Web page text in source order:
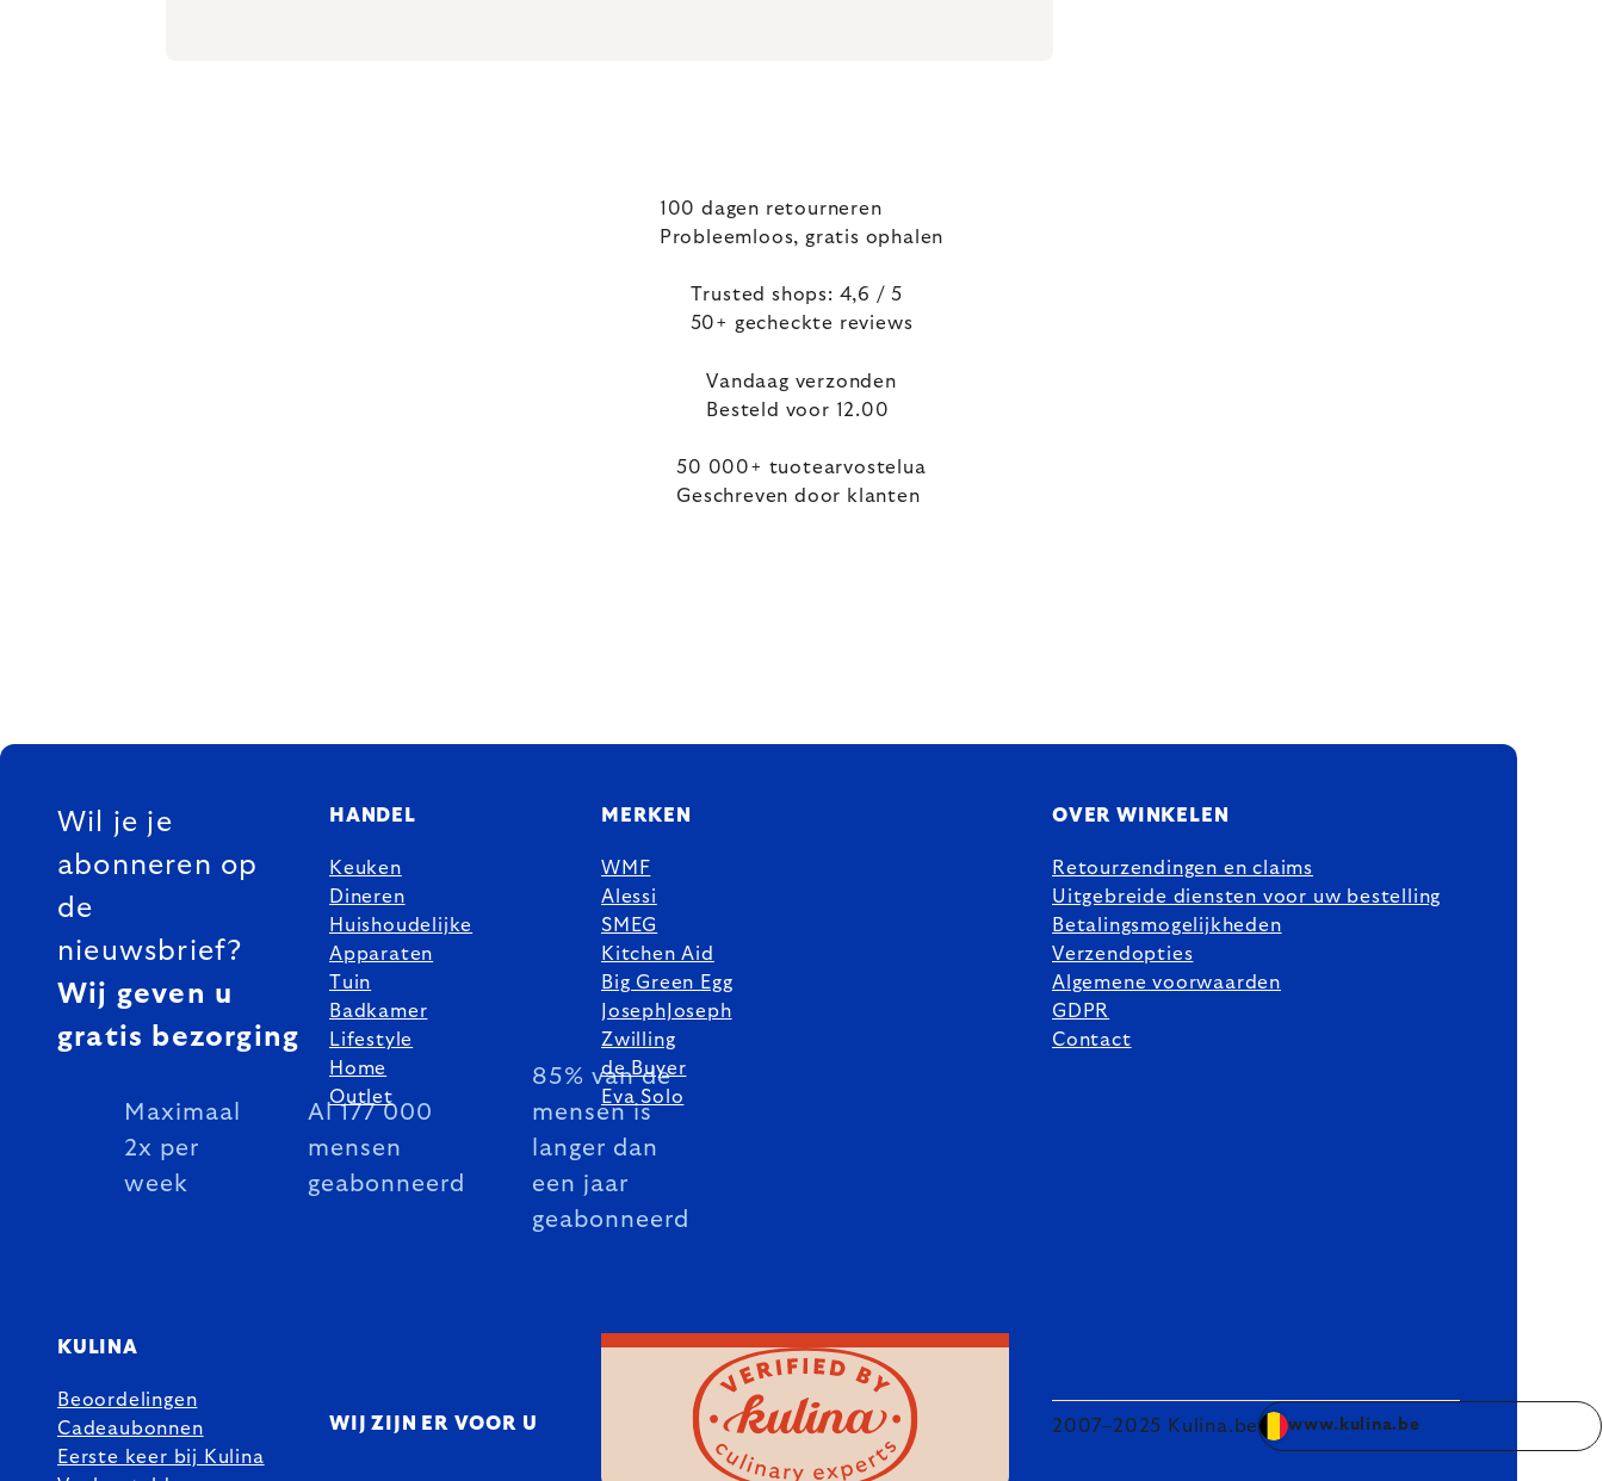
100 dagen retourneren
Probleemloos, gratis ophalen
Trusted shops: 4,6 / 5
50+ gecheckte reviews
Vandaag verzonden
Besteld voor 12.00
50 000+ tuotearvostelua
Geschreven door klanten
FOOTER
Wil je je
abonneren op
de
nieuwsbrief?
Wij geven u
gratis bezorging
Maximaal
2x per
week
Al 177 000
mensen
geabonneerd
85% van de
mensen is
langer dan
een jaar
geabonneerd
HANDEL
Keuken
Dineren
Huishoudelijke
Apparaten
Tuin
Badkamer
Lifestyle
Home
Outlet
MERKEN
WMF
Alessi
SMEG
Kitchen Aid
Big Green Egg
JosephJoseph
Zwilling
de Buyer
Eva Solo
OVER WINKELEN
Retourzendingen en claims
Uitgebreide diensten voor uw bestelling
Betalingsmogelijkheden
Verzendopties
Algemene voorwaarden
GDPR
Contact
KULINA
Beoordelingen
Cadeaubonnen
Eerste keer bij Kulina
WIJ ZIJN ER VOOR U 2007–2025 Kulina.be www.kulina.be